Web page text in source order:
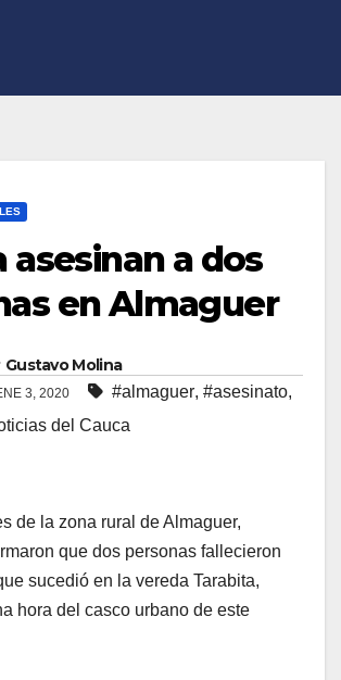
asesinan a dos
en Almaguer
Gustavo Molina
3, 2020 #almaguer, #asesinato,
del Cauca
de la zona rural de Almaguer,
que dos personas fallecieron
sucedió en la vereda Tarabita,
hora del casco urbano de este